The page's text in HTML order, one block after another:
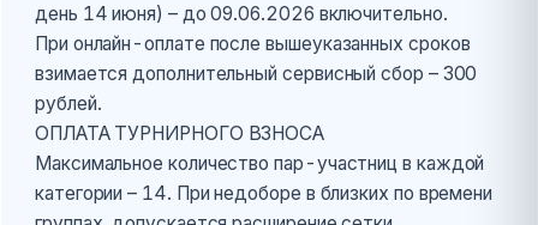
день 14 июня) – до 09.06.2026 включительно.
При онлайн-оплате после вышеуказанных сроков
взимается дополнительный сервисный сбор – 300
рублей.
ОПЛАТА ТУРНИРНОГО ВЗНОСА
Максимальное количество пар-участниц в каждой
категории – 14. При недоборе в близких по времени